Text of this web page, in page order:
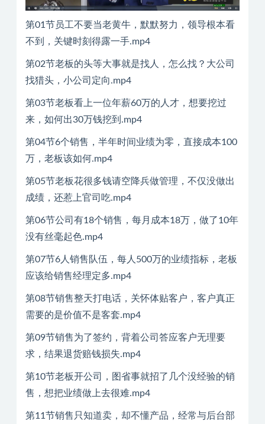
第01节员工不要当老黄牛，默默努力，领导根本看
不到，关键时刻得露一手.mp4
第02节老板的头等大事就是找人，怎么找？大公司
找猎头，小公司定向.mp4
第03节老板看上一位年薪60万的人才，想要挖过
来，如何出30万钱挖到.mp4
第04节6个销售，半年时间业绩为零，直接成本100
万，老板该如何.mp4
第05节老板花很多钱请空降兵做管理，不仅没做出
成绩，还惹上官司吃.mp4
第06节公司有18个销售，每月成本18万，做了10年
没有丝毫起色.mp4
第07节6人销售队伍，每人500万的业绩指标，老板
应该给销售经理定多.mp4
第08节销售整天打电话，关怀体贴客户，客户真正
需要的是价值不是客套.mp4
第09节销售为了签约，背着公司答应客户无理要
求，结果退货赔钱损失.mp4
第10节老板开公司，图省事就招了几个没经验的销
售，想把业绩做上去很难.mp4
第11节销售只知道卖，却不懂产品，经常与后台部